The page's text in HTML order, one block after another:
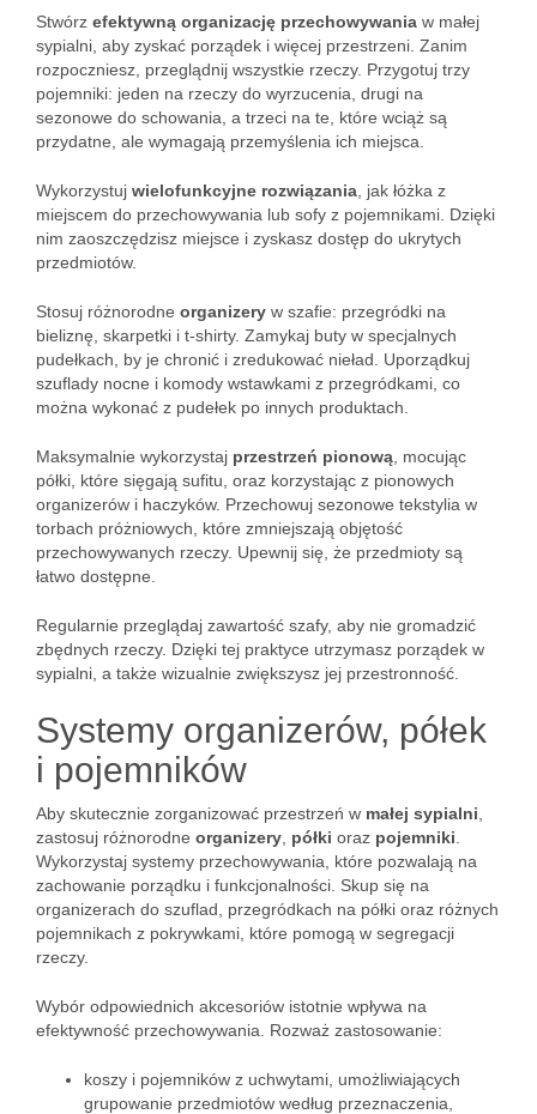
Stwórz efektywną organizację przechowywania w małej
sypialni, aby zyskać porządek i więcej przestrzeni. Zanim
rozpoczniesz, przeglądnij wszystkie rzeczy. Przygotuj trzy
pojemniki: jeden na rzeczy do wyrzucenia, drugi na
sezonowe do schowania, a trzeci na te, które wciąż są
przydatne, ale wymagają przemyślenia ich miejsca.
Wykorzystuj wielofunkcyjne rozwiązania , jak łóżka z
miejscem do przechowywania lub sofy z pojemnikami. Dzięki
nim zaoszczędzisz miejsce i zyskasz dostęp do ukrytych
przedmiotów.
Stosuj różnorodne organizery w szafie: przegródki na
bieliznę, skarpetki i t-shirty. Zamykaj buty w specjalnych
pudełkach, by je chronić i zredukować nieład. Uporządkuj
szuflady nocne i komody wstawkami z przegródkami, co
można wykonać z pudełek po innych produktach.
Maksymalnie wykorzystaj przestrzeń pionową , mocując
półki, które sięgają sufitu, oraz korzystając z pionowych
organizerów i haczyków. Przechowuj sezonowe tekstylia w
torbach próżniowych, które zmniejszają objętość
przechowywanych rzeczy. Upewnij się, że przedmioty są
łatwo dostępne.
Regularnie przeglądaj zawartość szafy, aby nie gromadzić
zbędnych rzeczy. Dzięki tej praktyce utrzymasz porządek w
sypialni, a także wizualnie zwiększysz jej przestronność.
Systemy organizerów, półek
i pojemników
Aby skutecznie zorganizować przestrzeń w małej sypialni
zastosuj różnorodne organizery półki oraz pojemniki
Wykorzystaj systemy przechowywania, które pozwalają na
zachowanie porządku i funkcjonalności. Skup się na
organizerach do szuflad, przegródkach na półki oraz różnych
pojemnikach z pokrywkami, które pomogą w segregacji
rzeczy.
Wybór odpowiednich akcesoriów istotnie wpływa na
efektywność przechowywania. Rozważ zastosowanie:
koszy i pojemników z uchwytami, umożliwiających
grupowanie przedmiotów według przeznaczenia,